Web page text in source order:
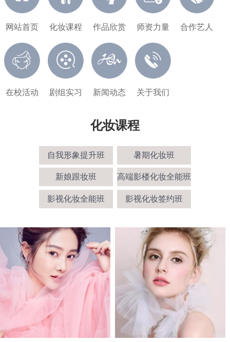
网站首页 化妆课程 作品欣赏 师资力量 合作艺人
在校活动 剧组实习 新闻动态 关于我们
化妆课程
自我形象提升班 暑期化妆班
新娘跟妆班 高端影楼化妆全能班
影视化妆全能班 影视化妆签约班